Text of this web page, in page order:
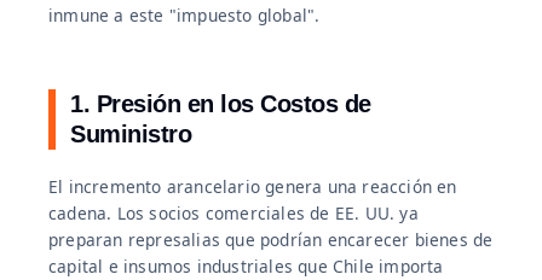
inmune a este "impuesto global".
1. Presión en los Costos de
Suministro
El incremento arancelario genera una reacción en
cadena. Los socios comerciales de EE. UU. ya
preparan represalias que podrían encarecer bienes de
capital e insumos industriales que Chile importa